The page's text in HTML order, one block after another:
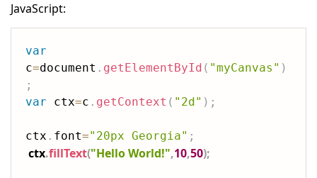
JavaScript:
var
c=document . getElementById ( "myCanvas" )
;
var ctx=c . getContext ( "2d" ) ;
ctx . font="20px Georgia" ;
ctx.fillText("Hello World!",10,50);